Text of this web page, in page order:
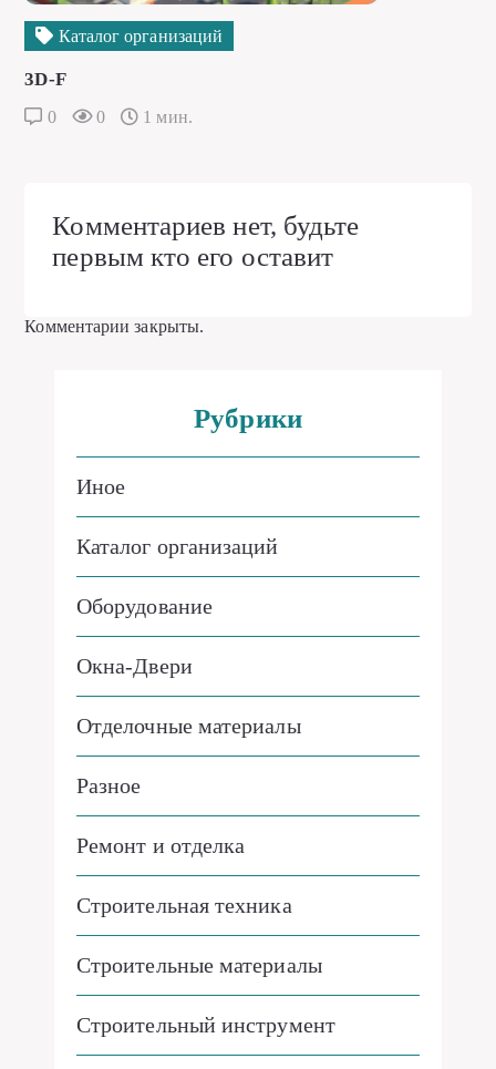
Каталог организаций
3D-F
0 0 1 мин.
Комментариев нет, будьте
первым кто его оставит
Комментарии закрыты.
Рубрики
Иное
Каталог организаций
Оборудование
Окна-Двери
Отделочные материалы
Разное
Ремонт и отделка
Строительная техника
Строительные материалы
Строительный инструмент